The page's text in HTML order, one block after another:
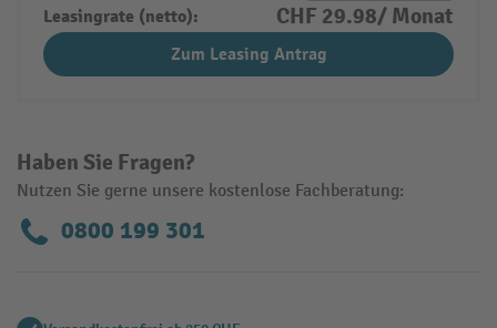
Haben Sie Fragen?
Nutzen Sie gerne unsere kostenlose Fachberatung:
0800 199 301
Leasingrate (netto):
CHF 29.98/ Monat
Zum Leasing Antrag